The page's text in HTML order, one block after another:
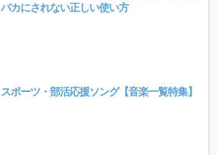
バカにされない正しい使い方
スポーツ・部活応援ソング【音楽一覧特集】